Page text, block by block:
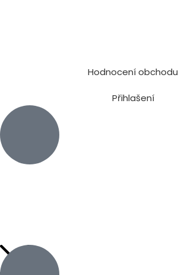
Hodnocení obchodu
Přihlašení